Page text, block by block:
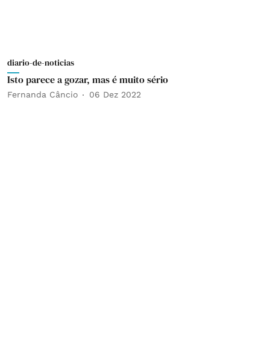
diario-de-noticias
Isto parece a gozar, mas é muito sério
Fernanda Câncio 06 Dez 2022